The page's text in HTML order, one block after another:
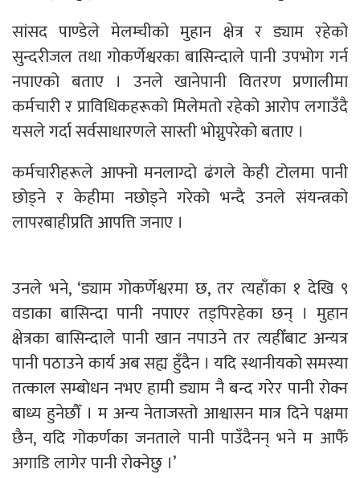
सांसद पाण्डेले मेलम्चीको मुहान क्षेत्र र ड्याम रहेको
सुन्दरीजल तथा गोकर्णेश्वरका बासिन्दाले पानी उपभोग गर्न
नपाएको बताए । उनले खानेपानी वितरण प्रणालीमा
कर्मचारी र प्राविधिकहरूको मिलेमतो रहेको आरोप लगाउँदै
यसले गर्दा सर्वसाधारणले सास्ती भोग्नुपरेको बताए ।
कर्मचारीहरूले आफ्नो मनलाग्दो ढंगले केही टोलमा पानी
छोड्ने र केहीमा नछोड्ने गरेको भन्दै उनले संयन्त्रको
लापरबाहीप्रति आपत्ति जनाए ।
उनले भने, ‘ड्याम गोकर्णेश्वरमा छ, तर त्यहाँका १ देखि ९
वडाका बासिन्दा पानी नपाएर तड्पिरहेका छन् । मुहान
क्षेत्रका बासिन्दाले पानी खान नपाउने तर त्यहीँबाट अन्यत्र
पानी पठाउने कार्य अब सह्य हुँदैन । यदि स्थानीयको समस्या
तत्काल सम्बोधन नभए हामी ड्याम नै बन्द गरेर पानी रोक्न
बाध्य हुनेछौँ । म अन्य नेताजस्तो आश्वासन मात्र दिने पक्षमा
छैन, यदि गोकर्णका जनताले पानी पाउँदैनन् भने म आफैँ
अगाडि लागेर पानी रोक्नेछु ।’